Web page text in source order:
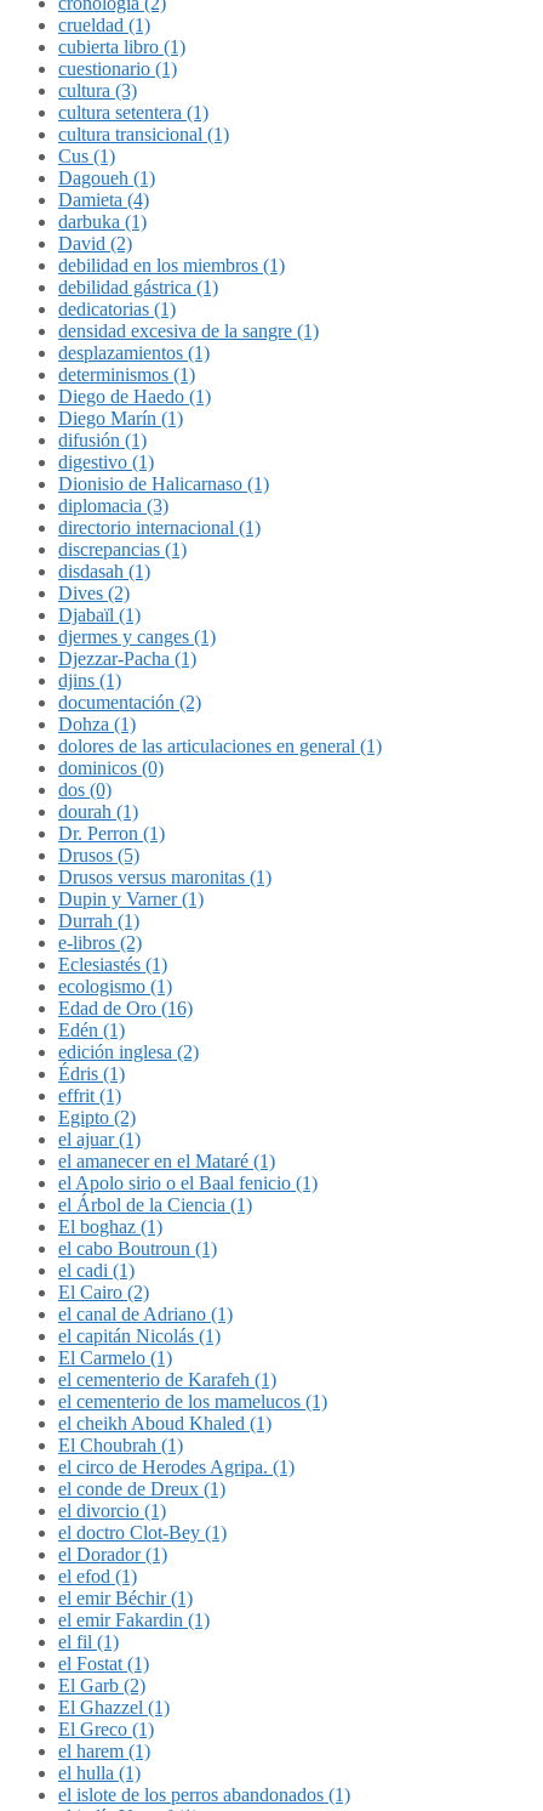
crueldad (1)
cubierta libro (1)
cuestionario (1)
cultura (3)
cultura setentera (1)
cultura transicional (1)
Cus (1)
Dagoueh (1)
Damieta (4)
darbuka (1)
David (2)
debilidad en los miembros (1)
debilidad gástrica (1)
dedicatorias (1)
densidad excesiva de la sangre (1)
desplazamientos (1)
determinismos (1)
Diego de Haedo (1)
Diego Marín (1)
difusión (1)
digestivo (1)
Dionisio de Halicarnaso (1)
diplomacia (3)
directorio internacional (1)
discrepancias (1)
disdasah (1)
Dives (2)
Djabaïl (1)
djermes y canges (1)
Djezzar-Pacha (1)
djins (1)
documentación (2)
Dohza (1)
dolores de las articulaciones en general (1)
dominicos (0)
dos (0)
dourah (1)
Dr. Perron (1)
Drusos (5)
Drusos versus maronitas (1)
Dupin y Varner (1)
Durrah (1)
e-libros (2)
Eclesiastés (1)
ecologismo (1)
Edad de Oro (16)
Edén (1)
edición inglesa (2)
Édris (1)
effrit (1)
Egipto (2)
el ajuar (1)
el amanecer en el Mataré (1)
el Apolo sirio o el Baal fenicio (1)
el Árbol de la Ciencia (1)
El boghaz (1)
el cabo Boutroun (1)
el cadi (1)
El Cairo (2)
el canal de Adriano (1)
el capitán Nicolás (1)
El Carmelo (1)
el cementerio de Karafeh (1)
el cementerio de los mamelucos (1)
el cheikh Aboud Khaled (1)
El Choubrah (1)
el circo de Herodes Agripa. (1)
el conde de Dreux (1)
el divorcio (1)
el doctro Clot-Bey (1)
el Dorador (1)
el efod (1)
el emir Béchir (1)
el emir Fakardin (1)
el fil (1)
el Fostat (1)
El Garb (2)
El Ghazzel (1)
El Greco (1)
el harem (1)
el hulla (1)
el islote de los perros abandonados (1)